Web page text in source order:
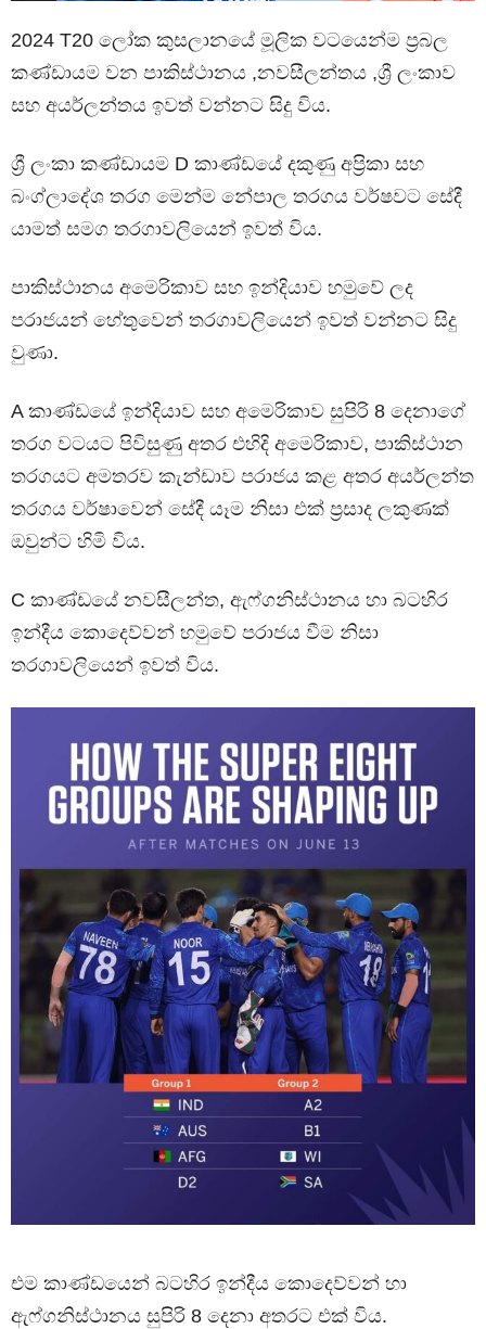
2024 T20 ලෝක කුසලානයේ මූලික වටයෙන්ම ප්‍රබල
කණ්ඩායම වන පාකිස්ථානය ,නවසීලන්තය ,ශ්‍රී ලංකාව
සහ අයර්ලන්තය ඉවත් වන්නට සිදු විය.
ශ්‍රී ලංකා කණ්ඩායම D කාණ්ඩයේ දකුණු අප්‍රිකා සහ
බංග්ලාදේශ තරග මෙන්ම නේපාල තරගය වර්ෂවට සේදී
යාමත් සමග තරගාවලියෙන් ඉවත් විය.
පාකිස්ථානය අමෙරිකාව සහ ඉන්දියාව හමුවේ ලද
පරාජයන් හේතුවෙන් තරගාවලියෙන් ඉවත් වන්නට සිදු
වුණා.
A කාණ්ඩයේ ඉන්දියාව සහ අමෙරිකාව සුපිරි 8 දෙනාගේ
තරග වටයට පිවිසුණු අතර එහිදි අමෙරිකාව, පාකිස්ථාන
තරගයට අමතරව කැන්ඩාව පරාජය කළ අතර අයර්ලන්ත
තරගය වර්ෂාවෙන් සේදී යෑම නිසා එක් ප්‍රසාද ලකුණක්
ඔවුන්ට හිමි විය.
C කාණ්ඩයේ නවසීලන්ත, ඇෆ්ගනිස්ථානය හා බටහිර
ඉන්දීය කොදෙව්වන් හමුවේ පරාජය වීම නිසා
තරගාවලියෙන් ඉවත් විය.
එම කාණ්ඩයෙන් බටහිර ඉන්දීය කොදෙව්වන් හා
ඇෆ්ගනිස්ථානය සුපිරි 8 දෙනා අතරට එක් විය.